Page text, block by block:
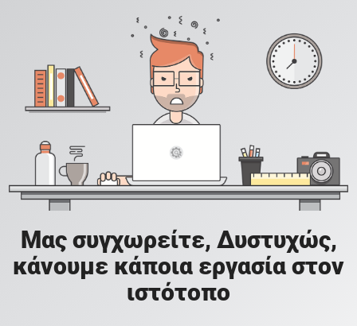
Μας συγχωρείτε, Δυστυχώς,
κάνουμε κάποια εργασία στον
ιστότοπο